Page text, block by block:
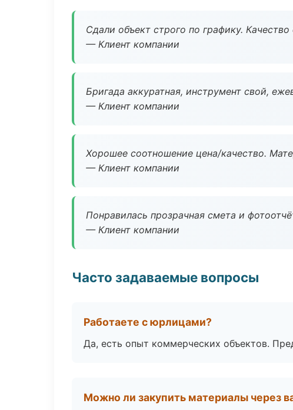
Сдали объект строго по графику.
— Клиент компании
Бригада аккуратная, инструмент свой,
— Клиент компании
Хорошее соотношение цена/качество.
— Клиент компании
Понравилась прозрачная смета и
— Клиент компании
Часто задаваемые вопросы
Работаете с юрлицами?
Да, есть опыт коммерческих объектов.
Можно ли закупить материалы через